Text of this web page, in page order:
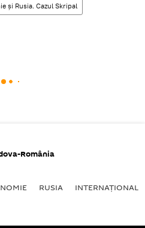
și Rusia. Cazul Skripal
România
RUSIA INTERNAŢIONAL